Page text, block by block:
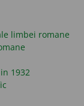
limbei romane
1932